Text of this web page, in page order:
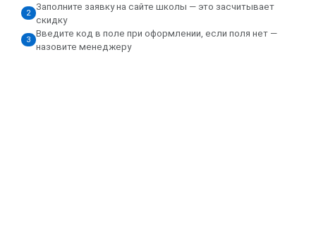
2
Заполните заявку на сайте школы — это засчитывает
скидку
3
Введите код в поле при оформлении, если поля нет —
назовите менеджеру